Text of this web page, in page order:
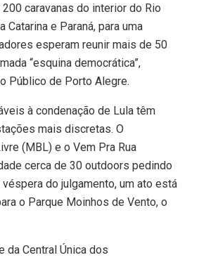
caravanas do interior do Rio
Catarina e Paraná, para uma
esperam reunir mais de 50
“esquina democrática”,
Público de Porto Alegre.
à condenação de Lula têm
mais discretas. O
(MBL) e o Vem Pra Rua
cerca de 30 outdoors pedindo
véspera do julgamento, um ato está
o Parque Moinhos de Vento, o
da Central Única dos